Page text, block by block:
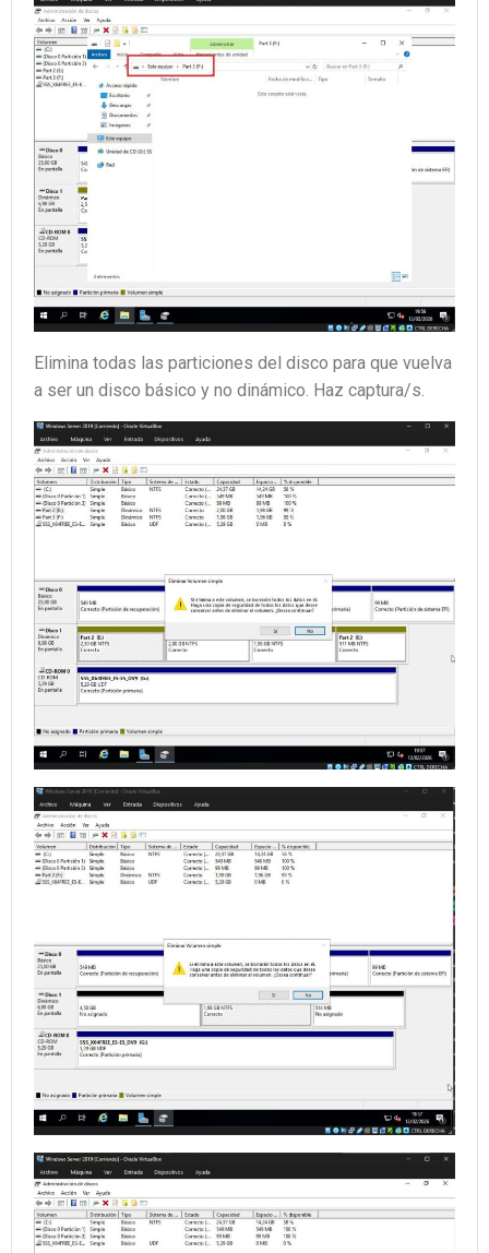
Elimina todas las particiones del disco para que vuelva
a ser un disco básico y no dinámico. Haz captura/s.